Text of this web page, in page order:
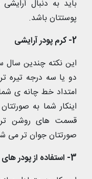
باید به دنبال
پوستتان باشد.
2- کرم پودر آرایشی
این نکته چندین سال
دو یا سه درجه تیره
امتداد خط چانه ی
اینکار شما به
قسمت های روشن
صورتتان جوان تر می
3- استفاده از پودر های maca root را افزایش دهید